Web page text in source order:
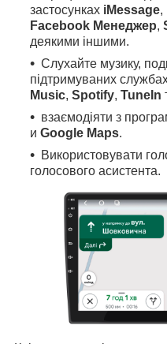
застосунках iMessage,
Facebook Менеджер,
деякими іншими.
Слухайте музику,
підтримуваних
Music, Spotify, TuneIn
взаємодіяти з
и Google Maps.
Використовувати
голосового асистента.